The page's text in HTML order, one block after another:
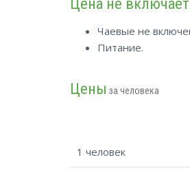
Чаевые не
Питание.
Цены за человека
1 человек